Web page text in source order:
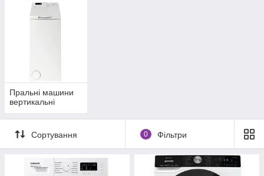
Пральні машини
вертикальні
Сортування 0 Фільтри